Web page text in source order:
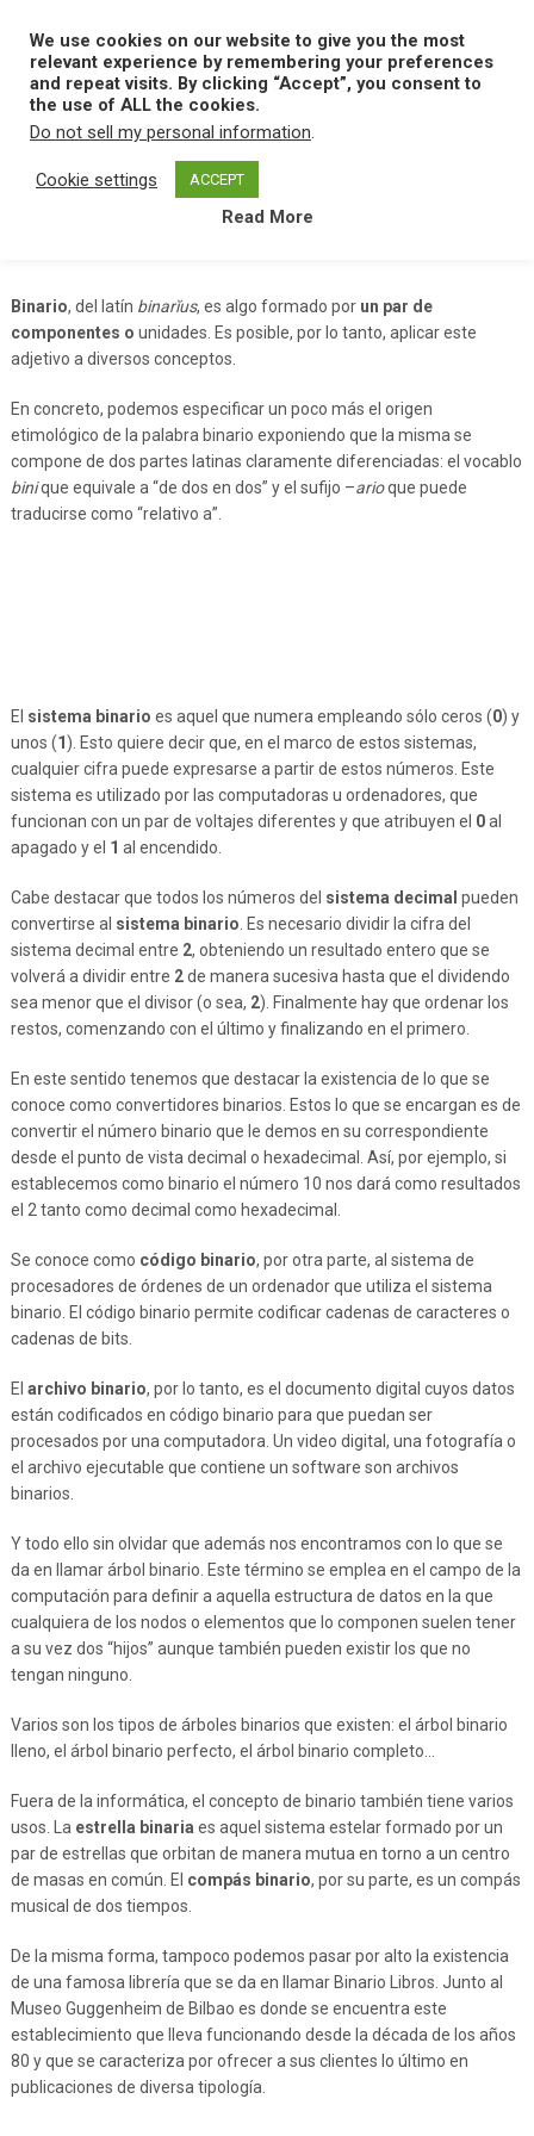
content
MENU
Home B Binario
Binario, del latín binarĭus, es algo formado por un par de
componentes o unidades. Es posible, por lo tanto, aplicar este
adjetivo a diversos conceptos.
En concreto, podemos especificar un poco más el origen
etimológico de la palabra binario exponiendo que la misma se
compone de dos partes latinas claramente diferenciadas: el vocablo
binique equivale a “de dos en dos” y el sufijo –arioque puede
traducirse como “relativo a”.
El sistema binario es aquel que numera empleando sólo ceros (0) y
unos (1 ). Esto quiere decir que, en el marco de estos sistemas,
cualquier cifra puede expresarse a partir de estos números. Este
sistema es utilizado por las computadoras u ordenadores, que
funcionan con un par de voltajes diferentes y que atribuyen el 0al
apagado y el 1 al encendido.
Cabe destacar que todos los números del sistema decimal pueden
convertirse al sistema binario . Es necesario dividir la cifra del
sistema decimal entre 2, obteniendo un resultado entero que se
volverá a dividir entre 2de manera sucesiva hasta que el dividendo
sea menor que el divisor (o sea, 2). Finalmente hay que ordenar los
restos, comenzando con el último y finalizando en el primero.
En este sentido tenemos que destacar la existencia de lo que se
conoce como convertidores binarios. Estos lo que se encargan es de
convertir el número binario que le demos en su correspondiente
desde el punto de vista decimal o hexadecimal. Así, por ejemplo, si
establecemos como binario el número 10 nos dará como resultados
el 2 tanto como decimal como hexadecimal.
Se conoce como código binario, por otra parte, al sistema de
procesadores de órdenes de un ordenador que utiliza el sistema
binario. El código binario permite codificar cadenas de caracteres o
cadenas de bits.
El archivo binario, por lo tanto, es el documento digital cuyos datos
están codificados en código binario para que puedan ser
procesados por una computadora. Un video digital, una fotografía o
el archivo ejecutable que contiene un software son archivos
binarios.
Y todo ello sin olvidar que además nos encontramos con lo que se
da en llamar árbol binario. Este término se emplea en el campo de la
computación para definir a aquella estructura de datos en la que
cualquiera de los nodos o elementos que lo componen suelen tener
a su vez dos “hijos” aunque también pueden existir los que no
tengan ninguno.
Varios son los tipos de árboles binarios que existen: el árbol binario
lleno, el árbol binario perfecto, el árbol binario completo…
Fuera de la informática, el concepto de binario también tiene varios
usos. La estrella binaria es aquel sistema estelar formado por un
par de estrellas que orbitan de manera mutua en torno a un centro
de masas en común. El compás binario, por su parte, es un compás
musical de dos tiempos.
De la misma forma, tampoco podemos pasar por alto la existencia
de una famosa librería que se da en llamar Binario Libros. Junto al
Museo Guggenheim de Bilbao es donde se encuentra este
establecimiento que lleva funcionando desde la década de los años
80 y que se caracteriza por ofrecer a sus clientes lo último en
publicaciones de diversa tipología.
We use cookies on our website to give you the most
relevant experience by remembering your preferences
and repeat visits. By clicking “Accept”, you consent to
the use of ALL the cookies.
Do not sell my personal information.
Cookie settings ACCEPT
Read More